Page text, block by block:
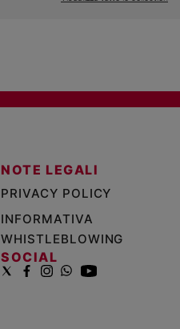
NOTE LEGALI
PRIVACY POLICY
INFORMATIVA
WHISTLEBLOWING
SOCIAL